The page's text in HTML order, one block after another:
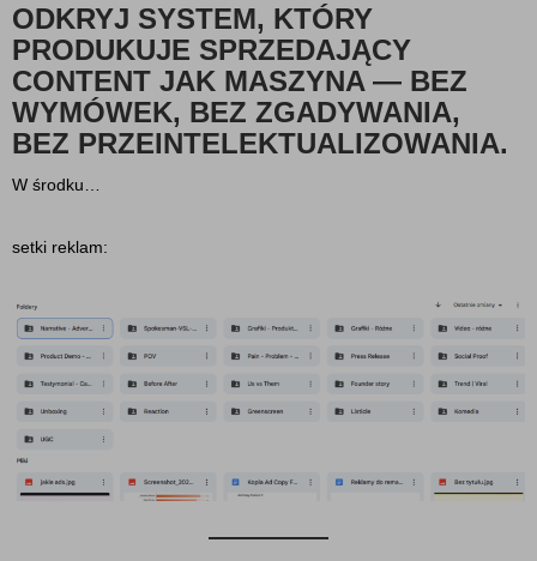
ODKRYJ SYSTEM, KTÓRY
PRODUKUJE SPRZEDAJĄCY
CONTENT JAK MASZYNA — BEZ
WYMÓWEK, BEZ ZGADYWANIA,
BEZ PRZEINTELEKTUALIZOWANIA.
W środku…
setki reklam: